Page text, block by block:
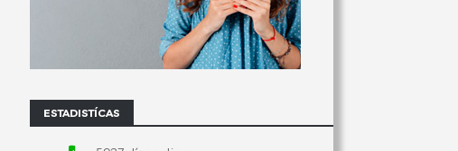
ESTADISTÍCAS